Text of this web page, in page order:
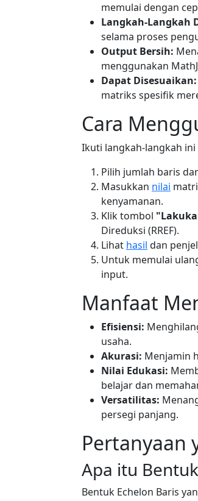
memulai dengan
Langkah-Langkah
selama proses
Output Bersih:
menggunakan
Dapat Disesuaikan:
matriks spesifik
Cara
Ikuti langkah-langkah ini
Pilih jumlah baris
Masukkan nilai
kenyamanan.
Klik tombol
Direduksi (RREF).
Lihat hasil dan
Untuk memulai
input.
Manfaat
Efisiensi:
usaha.
Akurasi: Menjamin
Nilai Edukasi:
belajar dan
Versatilitas:
persegi panjang.
Pertanyaan
Apa itu
Bentuk Echelon Baris